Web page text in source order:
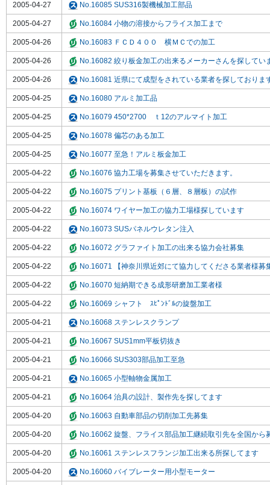
2005-04-27 No.16085 SUS316製機械加工部品
2005-04-27 No.16084 小物の溶接からフライス加工まで
2005-04-26 No.16083 ＦＣＤ４００ 横ＭＣでの加工
2005-04-26 No.16082 絞り板金加工の出来るメーカーさんを探してい
2005-04-26 No.16081 近県にて成型をされている業者を探しておりま
2005-04-25 No.16080 アルミ加工品
2005-04-25 No.16079 450*2700 ｔ12のアルマイト加工
2005-04-25 No.16078 偏芯のある加工
2005-04-25 No.16077 至急！アルミ板金加工
2005-04-22 No.16076 協力工場を募集させていただきます。
2005-04-22 No.16075 プリント基板（６層、８層板）の試作
2005-04-22 No.16074 ワイヤー加工の協力工場様探しています
2005-04-22 No.16073 SUSパネルウレタン注入
2005-04-22 No.16072 グラファイト加工の出来る協力会社募集
2005-04-22 No.16071 【神奈川県近郊にて協力してくださる業者様募
2005-04-22 No.16070 短納期できる成形研磨加工業者様
2005-04-22 No.16069 シャフト ｽﾋﾟﾝﾄﾞﾙの旋盤加工
2005-04-21 No.16068 ステンレスクランプ
2005-04-21 No.16067 SUS1mm平板切抜き
2005-04-21 No.16066 SUS303部品加工至急
2005-04-21 No.16065 小型軸物金属加工
2005-04-21 No.16064 治具の設計、製作先を探してます
2005-04-20 No.16063 自動車部品の切削加工先募集
2005-04-20 No.16062 旋盤、フライス部品加工継続取引先を全国から
2005-04-20 No.16061 ステンレスフランジ加工出来る所探してます
2005-04-20 No.16060 バイブレーター用小型モーター